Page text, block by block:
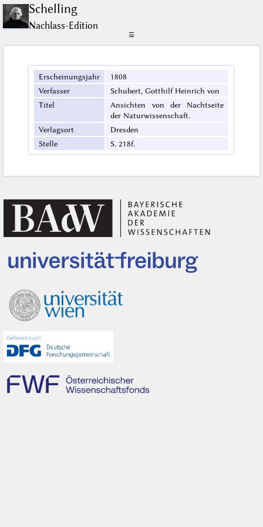
Schelling
Nachlass-Edition
☰
Erscheinungsjahr
1808
Verfasser
Schubert, Gotthilf Heinrich von
Titel
Ansichten von der Nachtseite
der Naturwissenschaft.
Verlagsort
Dresden
Stelle
S. 218f.